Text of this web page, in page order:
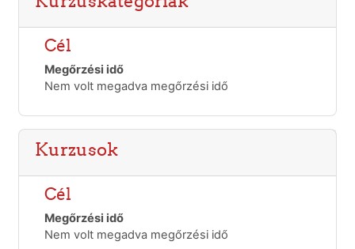
Cél
Megőrzési idő
Nem volt megadva megőrzési idő
Kurzusok
Cél
Megőrzési idő
Nem volt megadva megőrzési idő